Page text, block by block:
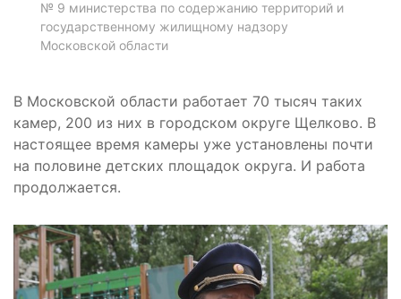
№ 9 министерства по содержанию территорий и
государственному жилищному надзору
Московской области
В Московской области работает 70 тысяч таких
камер, 200 из них в городском округе Щелково. В
настоящее время камеры уже установлены почти
на половине детских площадок округа. И работа
продолжается.